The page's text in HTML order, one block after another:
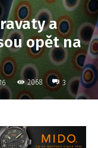
a
opět na
2068 3